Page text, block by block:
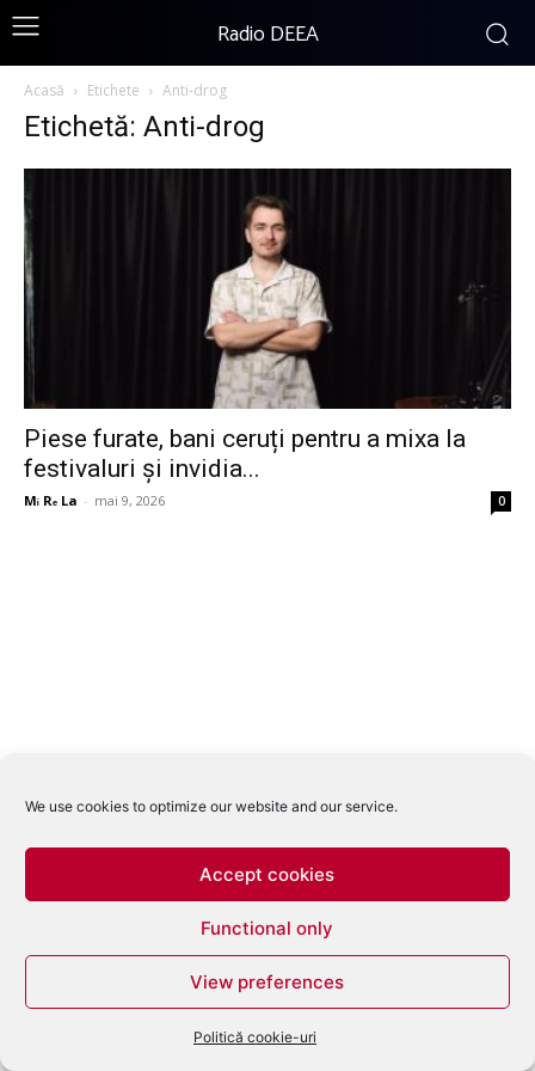
We use cookies to optimize our website and our service.
Accept cookies
Functional only
View preferences
Politică cookie-uri
Radio DEEA
Acasă Etichete Anti-drog
Etichetă: Anti-drog
Piese furate, bani ceruți pentru a mixa la
festivaluri și invidia...
Mᵢ Rₑ La - mai 9, 2026 0